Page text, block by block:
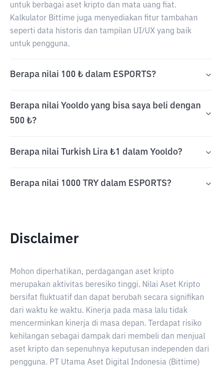
untuk berbagai aset kripto dan mata uang fiat.
Kalkulator Bittime juga menyediakan fitur tambahan
seperti data historis dan tampilan UI/UX yang baik
untuk pengguna.
Berapa nilai 100 ₺ dalam ESPORTS?
Berapa nilai Yooldo yang bisa saya beli dengan
500 ₺?
Berapa nilai Turkish Lira ₺1 dalam Yooldo?
Berapa nilai 1000 TRY dalam ESPORTS?
Disclaimer
Mohon diperhatikan, perdagangan aset kripto
merupakan aktivitas beresiko tinggi. Nilai Aset Kripto
bersifat fluktuatif dan dapat berubah secara signifikan
dari waktu ke waktu. Kinerja pada masa lalu tidak
mencerminkan kinerja di masa depan. Terdapat risiko
kehilangan sebagai dampak dari membeli dan menjual
aset kripto dan sepenuhnya keputusan independen dari
pengguna. PT Utama Aset Digital Indonesia (Bittime)